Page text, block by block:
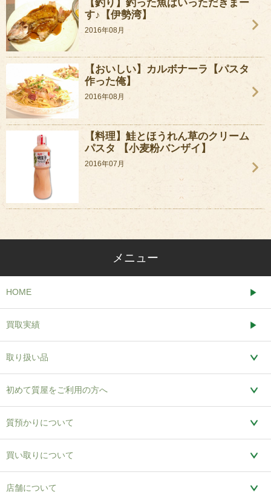
【釣り】釣った魚はいっただきまー
す♪【伊勢湾】
2016年08月
【おいしい】カルボナーラ【パスタ
作った俺】
2016年08月
【料理】鮭とほうれん草のクリーム
パスタ 【小麦粉バンザイ】
2016年07月
メニュー
HOME
買取実績
取り扱い品
初めて質屋をご利用の方へ
質預かりについて
買い取りについて
店舗について